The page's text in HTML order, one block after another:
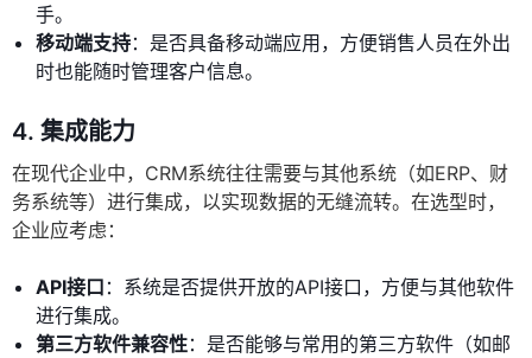
手。
移动端支持：是否具备移动端应用，方便销售人员在外出
时也能随时管理客户信息。
4. 集成能力
在现代企业中，CRM系统往往需要与其他系统（如ERP、财
务系统等）进行集成，以实现数据的无缝流转。在选型时，
企业应考虑：
API接口 ：系统是否提供开放的API接口，方便与其他软件
进行集成。
第三方软件兼容性：是否能够与常用的第三方软件（如邮